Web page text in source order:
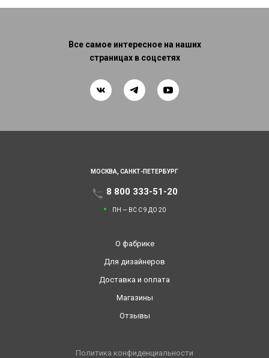
Все самое интересное на наших
страницах в соцсетях
МОСКВА, САНКТ-ПЕТЕРБУРГ
8 800 333-51-20
ПН — ВС С 9 ДО 20
О фабрике
Для дизайнеров
Доставка и оплата
Магазины
Отзывы
Политика конфиденциальности